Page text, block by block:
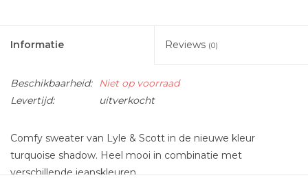
Informatie Reviews (0)
Beschikbaarheid:
Niet op voorraad
Levertijd:
uitverkocht
Comfy sweater van Lyle & Scott in de nieuwe kleur
turquoise shadow. Heel mooi in combinatie met
verschillende jeanskleuren.